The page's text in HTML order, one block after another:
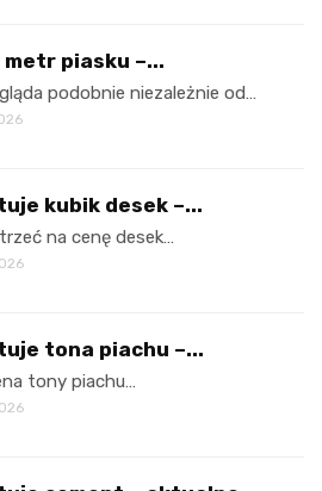
metr piasku –...
podobnie niezależnie od…
kubik desek –...
na cenę desek…
tona piachu –...
tony piachu…